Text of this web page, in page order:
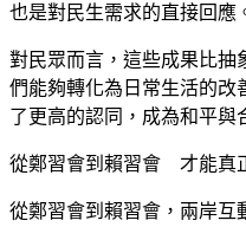
也是對民生需求的直接回應
對民眾而言，這些成果比抽
們能夠轉化為日常生活的改
了更高的認同，成為和平與
從鄭習會到賴習會 才能真
從鄭習會到賴習會，兩岸互